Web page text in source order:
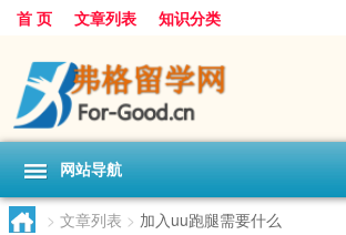
首 页 文章列表 知识分类
网站导航
> 文章列表 > 加入uu跑腿需要什么